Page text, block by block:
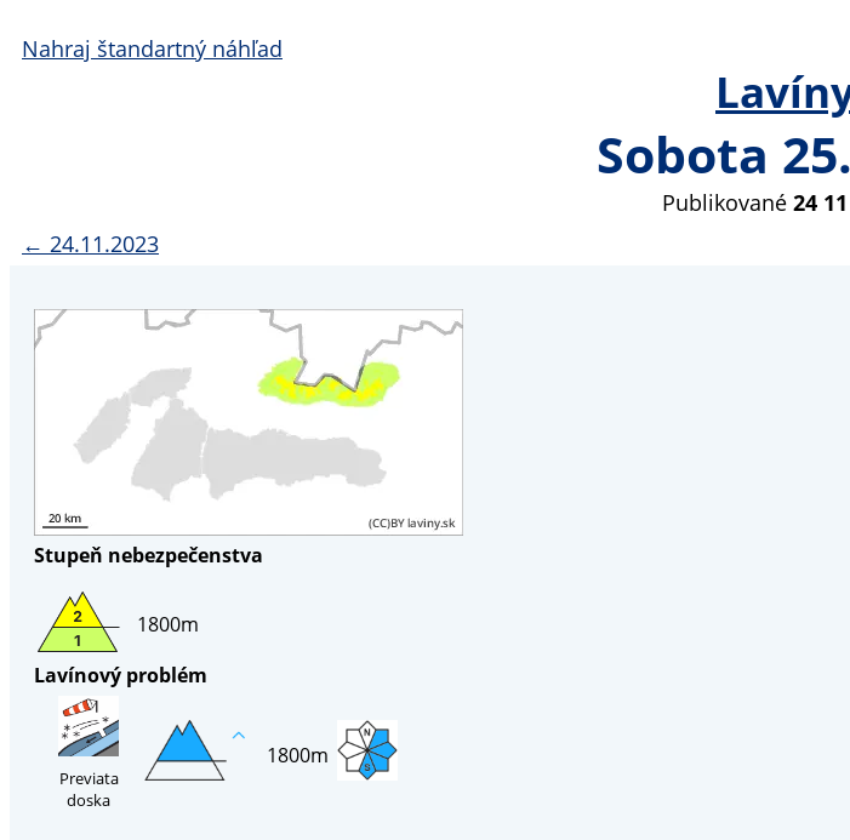
Nahraj štandartný náhľad
Sobota
Publikované 24
← 24.11.2023
Stupeň nebezpečenstva
1800m
Lavínový problém
Previata
doska
1800m